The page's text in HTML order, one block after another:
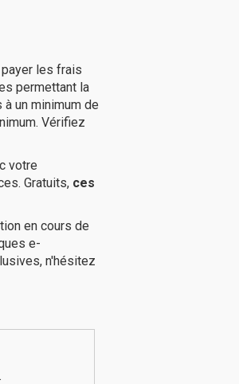
les frais
permettant la
un minimum de
Vérifiez
votre
Gratuits, ces
en cours de
e-
n'hésitez